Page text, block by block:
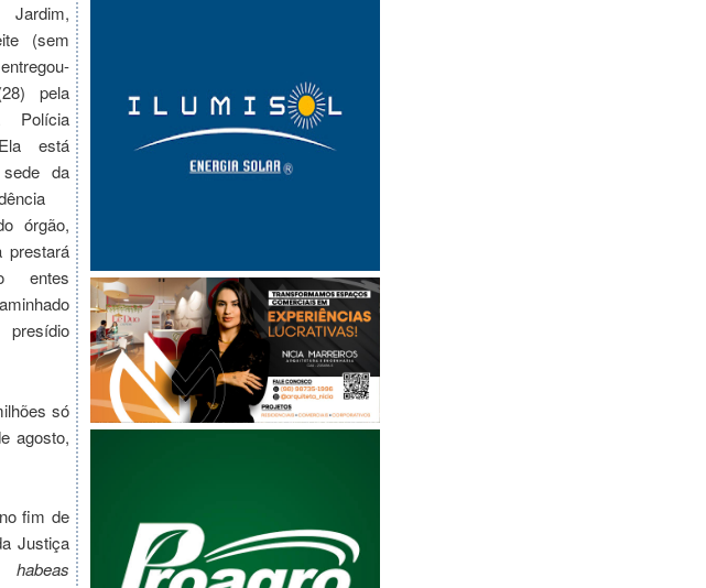
(sem
pela
Polícia
está
da
órgão,
prestará
entes
só
agosto,
fim de
Justiça
habeas